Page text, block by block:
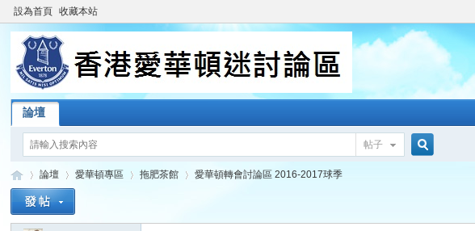
設為首頁 收藏本站
論壇
帖子
論壇 愛華頓專區 拖肥茶館 愛華頓轉會討論區 2016-2017球季